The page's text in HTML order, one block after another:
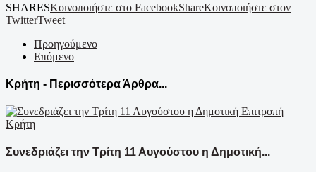
SHARESΚοινοποιήστε στο FacebookShareΚοινοποιήστε στον
TwitterTweet
Προηγούμενο
Επόμενο
Κρήτη - Περισσότερα Άρθρα...
Κρήτη
Συνεδριάζει την Τρίτη 11 Αυγούστου η Δημοτική...